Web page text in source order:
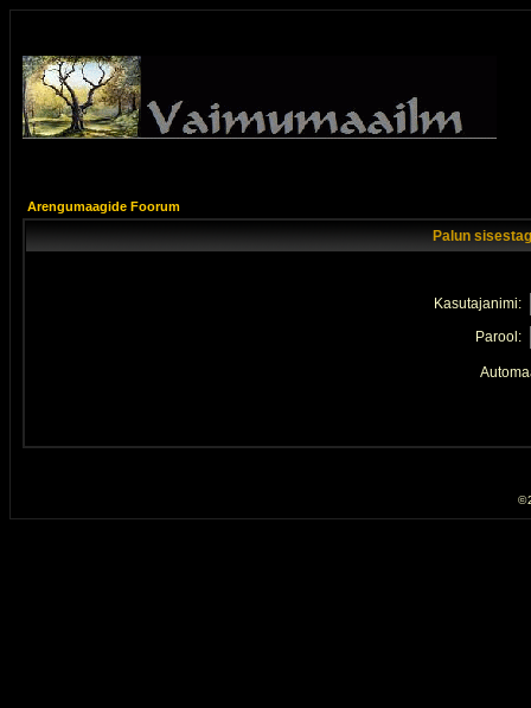
Arengumaagide Foorum
Palun
Kasutajanimi:
Parool:
©